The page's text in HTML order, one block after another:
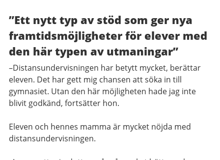
”Ett nytt typ av stöd som ger nya
framtidsmöjligheter för elever med
den här typen av utmaningar”
­–Distansundervisningen har betytt mycket, berättar
eleven. Det har gett mig chansen att söka in till
gymnasiet. Utan den här möjligheten hade jag inte
blivit godkänd, fortsätter hon.
Eleven och hennes mamma är mycket nöjda med
distansundervisningen.